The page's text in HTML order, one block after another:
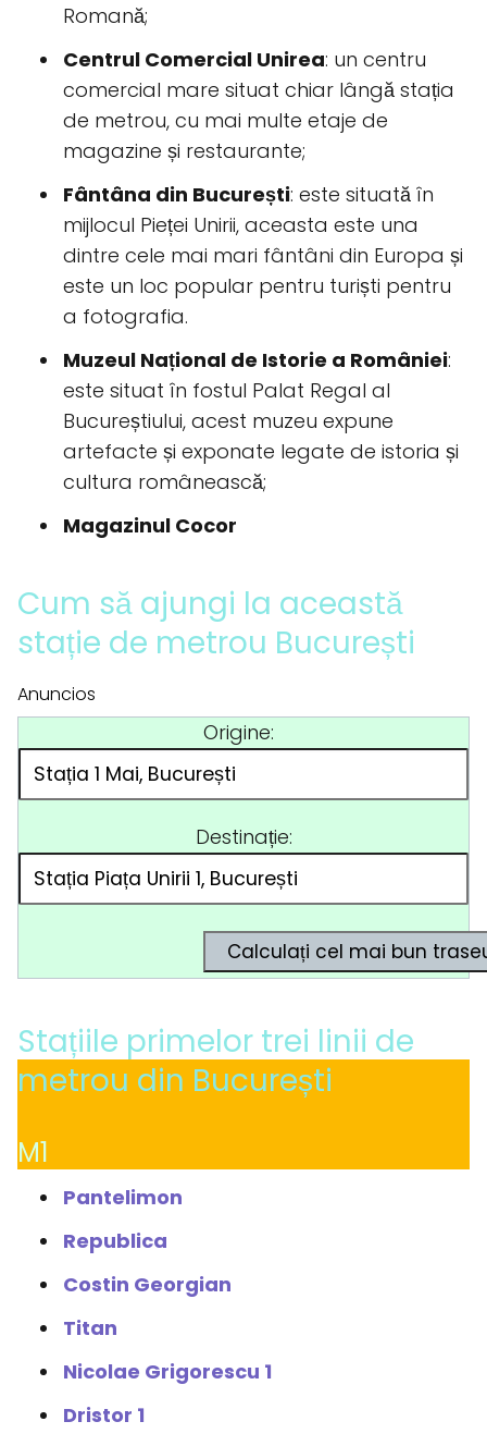
Romană;
Centrul Comercial Unirea: un centru
comercial mare situat chiar lângă stația
de metrou, cu mai multe etaje de
magazine și restaurante;
Fântâna din București: este situată în
mijlocul Pieței Unirii, aceasta este una
dintre cele mai mari fântâni din Europa și
este un loc popular pentru turiști pentru
a fotografia.
Muzeul Național de Istorie a României:
este situat în fostul Palat Regal al
Bucureștiului, acest muzeu expune
artefacte și exponate legate de istoria și
cultura românească;
Magazinul Cocor
Cum să ajungi la această
stație de metrou București
Anuncios
Origine:
Destinație:
Stațiile primelor trei linii de
metrou din București
M1
Pantelimon
Republica
Costin Georgian
Titan
Nicolae Grigorescu 1
Dristor 1